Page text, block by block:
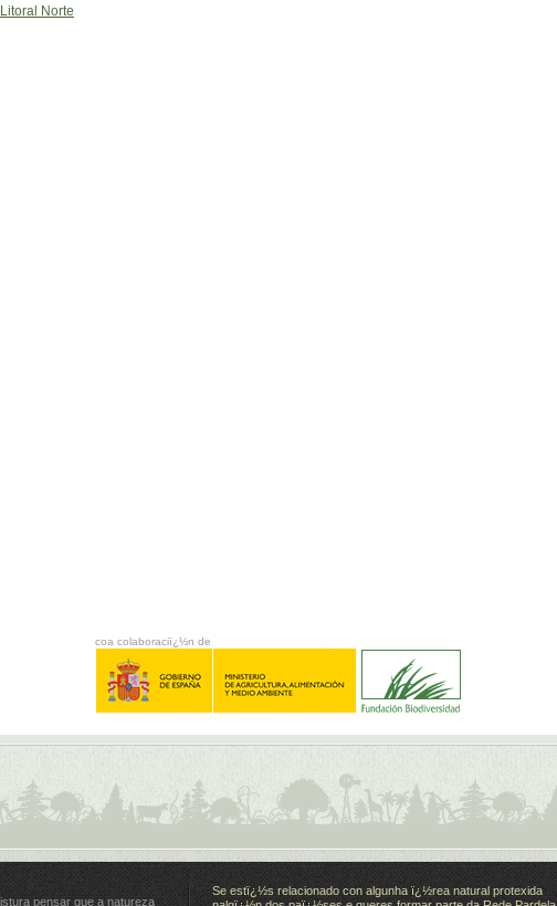
Norte
coa colaboraciï¿½n de
pensar que a natureza
Se estï¿½s relacionado con algunha ï¿½rea natural protexida